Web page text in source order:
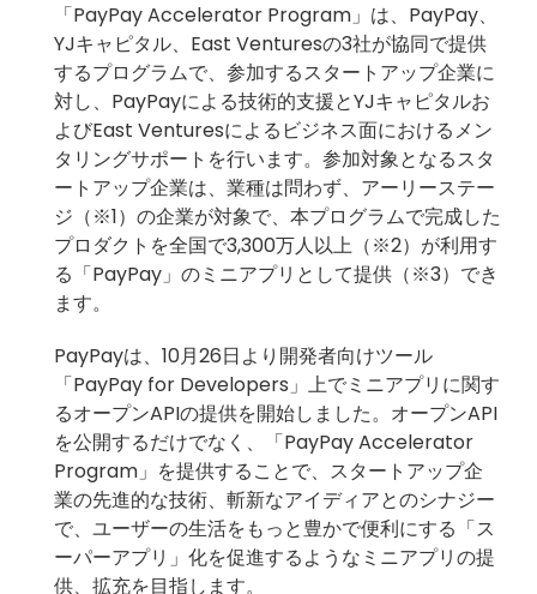
「PayPay Accelerator Program」は、PayPay、
YJキャピタル、East Venturesの3社が協同で提供
するプログラムで、参加するスタートアップ企業に
対し、PayPayによる技術的支援とYJキャピタルお
よびEast Venturesによるビジネス面におけるメン
タリングサポートを行います。参加対象となるスタ
ートアップ企業は、業種は問わず、アーリーステー
ジ（※1）の企業が対象で、本プログラムで完成した
プロダクトを全国で3,300万人以上（※2）が利用す
る「PayPay」のミニアプリとして提供（※3）でき
ます。
PayPayは、10月26日より開発者向けツール
「PayPay for Developers」上でミニアプリに関す
るオープンAPIの提供を開始しました。オープンAPI
を公開するだけでなく、「PayPay Accelerator
Program」を提供することで、スタートアップ企
業の先進的な技術、斬新なアイディアとのシナジー
で、ユーザーの生活をもっと豊かで便利にする「ス
ーパーアプリ」化を促進するようなミニアプリの提
供、拡充を目指します。